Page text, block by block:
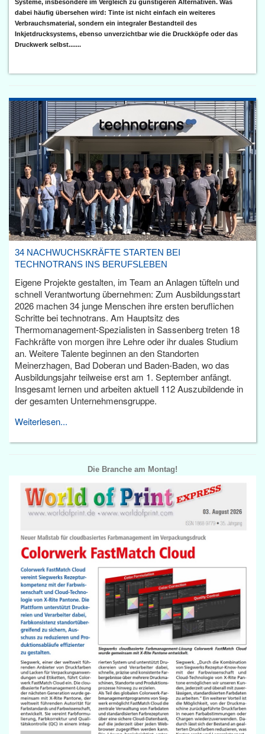
Systeme, insbesondere im Vergleich zu günstigeren Alternativen. Was
dabei häufig übersehen wird: Tinte ist nicht einfach ein weiteres
Verbrauchsmaterial, sondern ein integraler Bestandteil des
Inkjetdrucksystems, ebenso unverzichtbar wie die Druckköpfe oder das
Druckwerk selbst.......
34 NACHWUCHSKRÄFTE STARTEN BEI
TECHNOTRANS INS BERUFSLEBEN
Eigene Projekte gestalten, im Team an Anlagen tüfteln und
schnell Verantwortung übernehmen: Zum Ausbildungsstart
2026 machen 34 junge Menschen ihre ersten beruflichen
Schritte bei technotrans. Am Hauptsitz des
Thermomanagement-Spezialisten in Sassenberg treten 18
Fachkräfte von morgen ihre Lehre oder ihr duales Studium
an. Weitere Talente beginnen an den Standorten
Meinerzhagen, Bad Doberan und Baden-Baden, wo das
Ausbildungsjahr teilweise erst am 1. September anfängt.
Insgesamt lernen und arbeiten aktuell 112 Auszubildende in
der gesamten Unternehmensgruppe.
Weiterlesen...
Die Branche am Montag!